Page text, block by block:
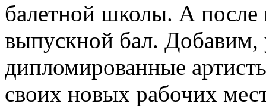
балетной школы. А после
выпускной бал.
дипломированные
своих новых рабочих